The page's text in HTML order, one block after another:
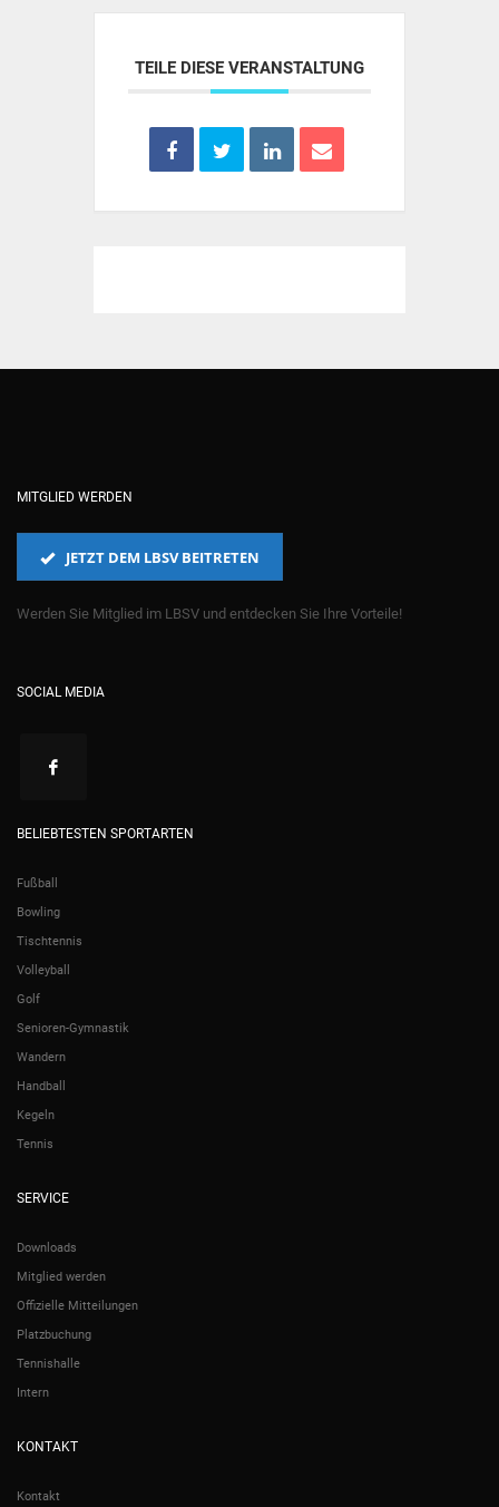
TEILE DIESE VERANSTALTUNG
MITGLIED WERDEN
JETZT DEM LBSV BEITRETEN
Werden Sie Mitglied im LBSV und entdecken Sie Ihre Vorteile!
SOCIAL MEDIA
BELIEBTESTEN SPORTARTEN
Fußball
Bowling
Tischtennis
Volleyball
Golf
Senioren-Gymnastik
Wandern
Handball
Kegeln
Tennis
SERVICE
Downloads
Mitglied werden
Offizielle Mitteilungen
Platzbuchung
Tennishalle
Intern
KONTAKT
Kontakt